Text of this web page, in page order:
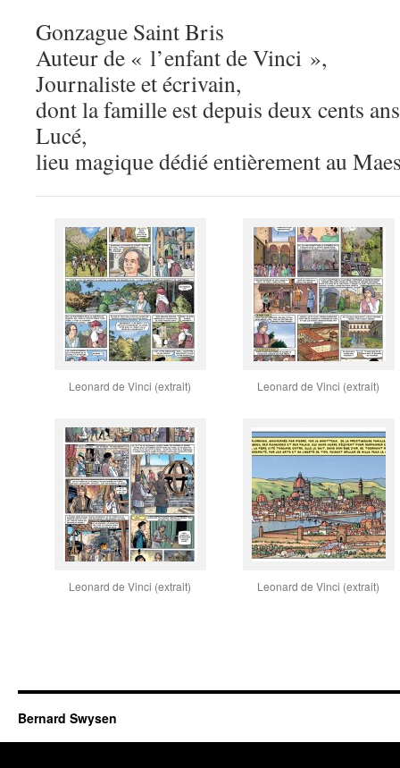
Gonzague Saint Bris
Auteur de « l’enfant de Vinci »,
Journaliste et écrivain,
dont la famille est depuis deux cents
Lucé,
lieu magique dédié entièrement au
Leonard de Vinci (extrait) Leonard de Vinci (extrait)
Leonard de Vinci (extrait) Leonard de Vinci (extrait)
Bernard Swysen